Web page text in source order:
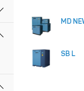
MD
SB L